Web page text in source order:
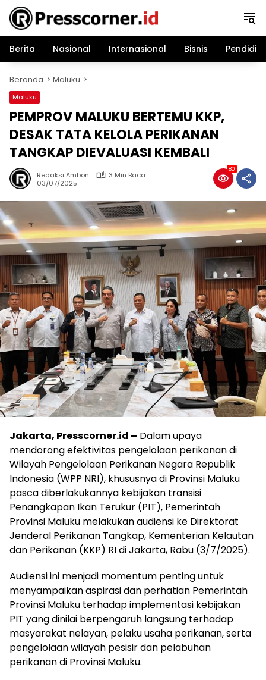
Langsung
konten
Berita
Nasional Internasional Bisnis
Beranda Maluku
Maluku
PEMPROV MALUKU BERTEMU KKP,
DESAK TATA KELOLA PERIKANAN
TANGKAP DIEVALUASI KEMBALI
Redaksi Ambon
3 Min Baca
03/07/2025
80
Jakarta, Presscorner.id – Dalam upaya
mendorong efektivitas pengelolaan perikanan di
Wilayah Pengelolaan Perikanan Negara Republik
Indonesia (WPP NRI), khususnya di Provinsi Maluku
pasca diberlakukannya kebijakan transisi
Penangkapan Ikan Terukur (PIT), Pemerintah
Provinsi Maluku melakukan audiensi ke Direktorat
Jenderal Perikanan Tangkap, Kementerian Kelautan
dan Perikanan (KKP) RI di Jakarta, Rabu (3/7/2025).
Audiensi ini menjadi momentum penting untuk
menyampaikan aspirasi dan perhatian Pemerintah
Provinsi Maluku terhadap implementasi kebijakan
PIT yang dinilai berpengaruh langsung terhadap
masyarakat nelayan, pelaku usaha perikanan, serta
pengelolaan wilayah pesisir dan pelabuhan
perikanan di Provinsi Maluku.